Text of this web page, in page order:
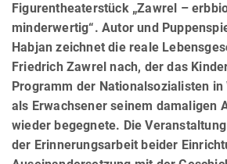
Figurentheaterstück „Zawrel –
minderwertig“. Autor und
Habjan zeichnet die reale
Friedrich Zawrel nach, der das
Programm der Nationalsozialisten in
als Erwachsener seinem damaligen
wieder begegnete. Die
der Erinnerungsarbeit beider